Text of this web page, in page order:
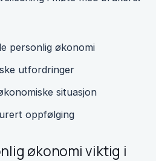
personlig økonomi
utfordringer
situasjon
oppfølging
økonomi viktig i